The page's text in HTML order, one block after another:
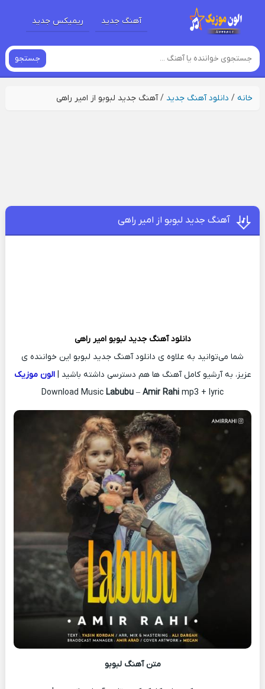
آهنگ جدید ریمیکس جدید
جستجو
خانه/ دانلود آهنگ جدید /آهنگ جدید لبوبو از امیر راهی
آهنگ جدید لبوبو از امیر راهی
دانلود آهنگ جدید لبوبوامیر راهی
شما می‌توانید به علاوه ی دانلود آهنگ جدید لبوبو این خواننده ی
عزیز، به آرشیو کامل آهنگ ها هم دسترسی داشته باشید |الون موزیک
Download Music Labubu – Amir Rahi mp3 + lyric
متن آهنگ لبوبو